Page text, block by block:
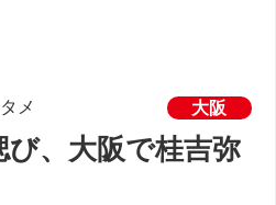
メ 大阪
び、大阪で桂吉弥